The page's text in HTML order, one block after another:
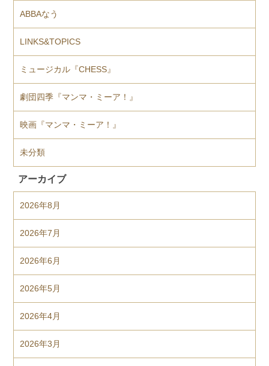
ABBAなう
LINKS&TOPICS
ミュージカル『CHESS』
劇団四季『マンマ・ミーア！』
映画『マンマ・ミーア！』
未分類
アーカイブ
2026年8月
2026年7月
2026年6月
2026年5月
2026年4月
2026年3月